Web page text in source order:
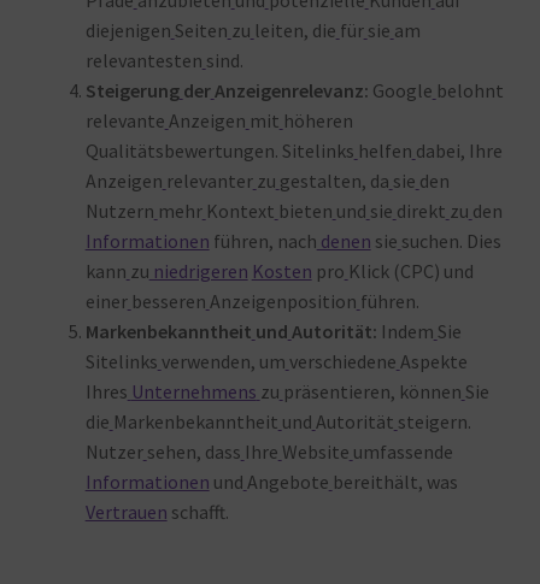
diejenigen Seiten zu leiten, die für sie am
relevantesten sind.
Steigerung derAnzeigenrelevanz: Google belohnt
relevante Anzeigen mit höheren
Qualitätsbewertungen. Sitelinks helfen dabei, Ihre
Anzeigen relevanter zu gestalten, da sie den
Nutzern mehr Kontext bieten und sie direkt zu den
Informationen führen, nach denen sie suchen. Dies
kann zu niedrigeren Kosten pro Klick (CPC) und
einer besseren Anzeigenposition führen.
Markenbekanntheit und Autorität: Indem Sie
Sitelinks verwenden, um verschiedene Aspekte
Ihres Unternehmens zu präsentieren, können Sie
die Markenbekanntheit und Autorität steigern.
Nutzer sehen, dass Ihre Website umfassende
Informationen und Angebote bereithält, was
Vertrauen schafft.